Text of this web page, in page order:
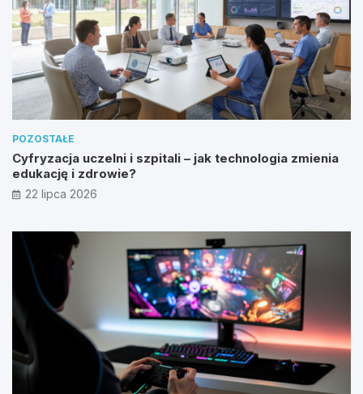
POZOSTAŁE
Cyfryzacja uczelni i szpitali – jak technologia zmienia
edukację i zdrowie?
22 lipca 2026